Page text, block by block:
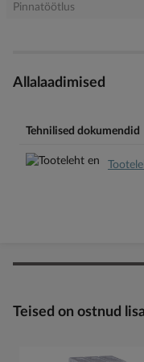
Pinnatöötlus
Allalaadimised
Tehnilised dokumendid
Teised on ostnud